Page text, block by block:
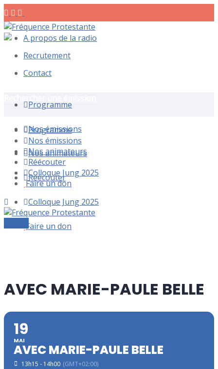
A propos de la radio
Recrutement
Contact
Programme
Nos émissions
Nos animateurs
Réécouter
Colloque Jung 2025
Faire un don
Programme
Nos émissions
Nos animateurs
Réécouter
Colloque Jung 2025
Faire un don
AVEC MARIE-PAULE BELLE
19
MAI
AVEC MARIE-PAULE BELLE
13h15 - 14h00 (GMT+02:00)